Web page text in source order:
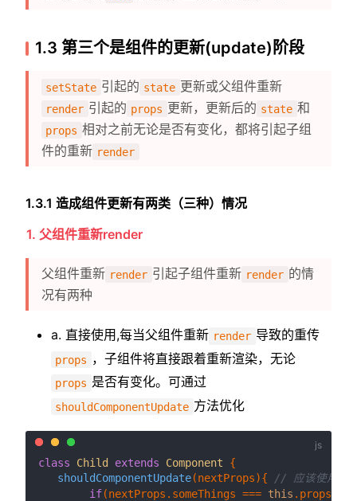
1.3 第三个是组件的更新(update)阶段
setState 引起的 state 更新或父组件重新
render 引起的 props 更新，更新后的 state 和
props 相对之前无论是否有变化，都将引起子组
件的重新 render
1.3.1 造成组件更新有两类（三种）情况
1. 父组件重新render
父组件重新 render 引起子组件重新 render 的情
况有两种
a. 直接使用,每当父组件重新 render 导致的重传
props ，子组件将直接跟着重新渲染，无论
props 是否有变化。可通过
shouldComponentUpdate 方法优化
class Child extends Component {
shouldComponentUpdate(nextProps){
// 应该使用这
if(nextProps. someThings === this . props